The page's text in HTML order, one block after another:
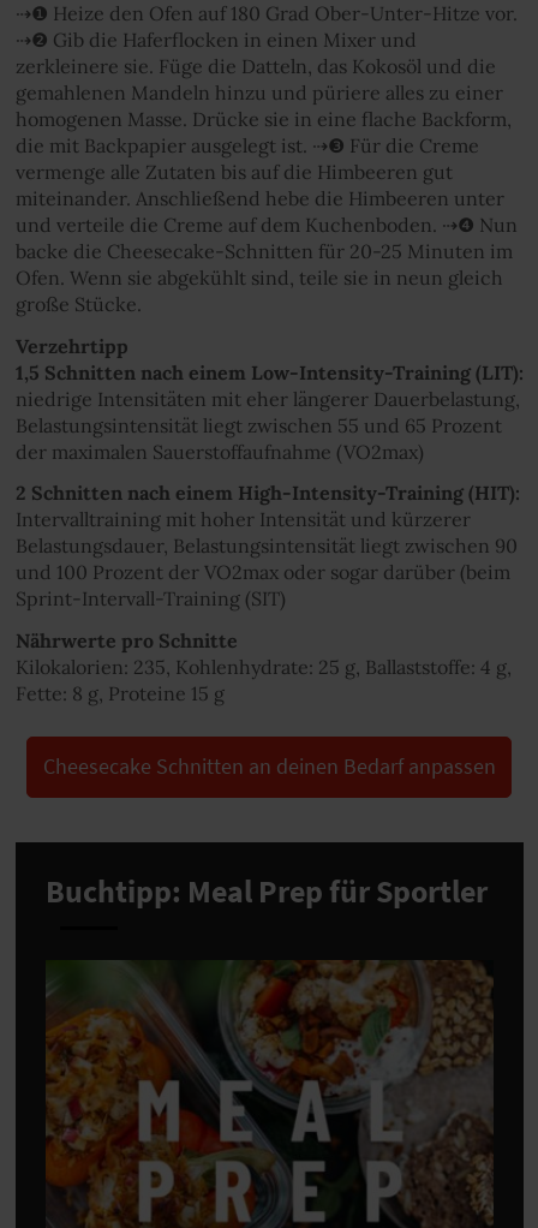
⇢❶ Heize den Ofen auf 180 Grad Ober-Unter-Hitze vor.
⇢❷ Gib die Haferflocken in einen Mixer und
zerkleinere sie. Füge die Datteln, das Kokosöl und die
gemahlenen Mandeln hinzu und püriere alles zu einer
homogenen Masse. Drücke sie in eine flache Backform,
die mit Backpapier ausgelegt ist. ⇢❸ Für die Creme
vermenge alle Zutaten bis auf die Himbeeren gut
miteinander. Anschließend hebe die Himbeeren unter
und verteile die Creme auf dem Kuchenboden. ⇢❹ Nun
backe die Cheesecake-Schnitten für 20-25 Minuten im
Ofen. Wenn sie abgekühlt sind, teile sie in neun gleich
große Stücke.
Verzehrtipp
1,5 Schnitten nach einem Low-Intensity-Training (LIT):
niedrige Intensitäten mit eher längerer Dauerbelastung,
Belastungsintensität liegt zwischen 55 und 65 Prozent
der maximalen Sauerstoffaufnahme (VO2max)
2 Schnitten nach einem High-Intensity-Training (HIT):
Intervalltraining mit hoher Intensität und kürzerer
Belastungsdauer, Belastungsintensität liegt zwischen 90
und 100 Prozent der VO2max oder sogar darüber (beim
Sprint-Intervall-Training (SIT)
Nährwerte pro Schnitte
Kilokalorien: 235, Kohlenhydrate: 25 g, Ballaststoffe: 4 g,
Fette: 8 g, Proteine 15 g
Cheesecake Schnitten an deinen Bedarf anpassen
Buchtipp: Meal Prep für Sportler